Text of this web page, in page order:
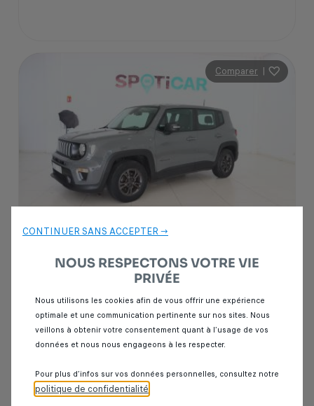
Comparer |
Garantie Spoticar12 mois
Jeep Renegade
1.6 MULTIJET 120 LONGITUDE 4X2
43 000 km Diesel 2022 Manuelle
CONTINUER SANS ACCEPTER →
NOUS RESPECTONS VOTRE VIE
PRIVÉE
Nous utilisons les cookies afin de vous offrir une expérience
optimale et une communication pertinente sur nos sites. Nous
veillons à obtenir votre consentement quant à l’usage de vos
données et nous nous engageons à les respecter.
Pour plus d’infos sur vos données personnelles, consultez notre
politique de confidentialité